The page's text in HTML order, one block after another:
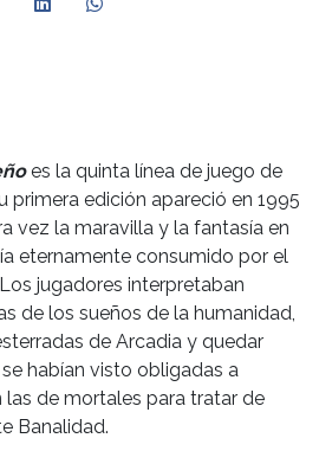
es la quinta línea de juego de
primera edición apareció en 1995
vez la maravilla y la fantasía en
eternamente consumido por el
jugadores interpretaban
de los sueños de la humanidad,
de Arcadia y quedar
habían visto obligadas a
las de mortales para tratar de
Banalidad.